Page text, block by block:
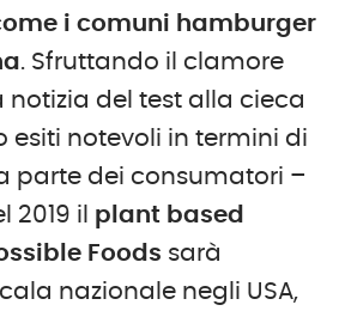
i comuni hamburger
. Sfruttando il clamore
notizia del test alla cieca
esiti notevoli in termini di
parte dei consumatori –
2019 il plant based
Foods sarà
nazionale negli USA,